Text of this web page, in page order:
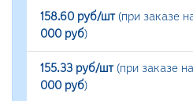
158.60 руб/шт(при заказе
000 руб)
155.33 руб/шт(при заказе
000 руб)